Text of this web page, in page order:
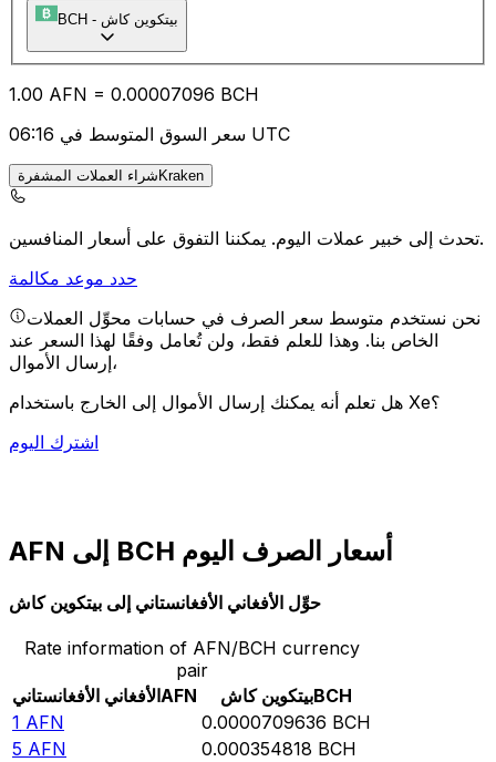
BCH - بيتكوين كاش
1.00 AFN = 0.00007096 BCH
سعر السوق المتوسط في 06:16 UTC
شراء العملات المشفرةKraken
تحدث إلى خبير عملات اليوم.يمكننا التفوق على أسعار المنافسين.
حدد موعد مكالمة
نحن نستخدم متوسط سعر الصرف في حسابات محوِّل العملات
الخاص بنا. وهذا للعلم فقط، ولن تُعامل وفقًا لهذا السعر عند
إرسال الأموال،
هل تعلم أنه يمكنك إرسال الأموال إلى الخارج باستخدام Xe؟
اشترك اليوم
AFN إلى BCH أسعار الصرف اليوم
حوِّل الأفغاني الأفغانستاني إلى بيتكوين كاش
Rate information of AFN/BCH currency
pair
الأفغاني الأفغانستانيAFN بيتكوين كاشBCH
1 AFN 0.0000709636 BCH
5 AFN 0.000354818 BCH